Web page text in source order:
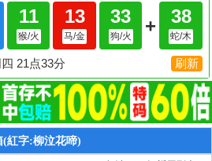
(紅字:柳泣花啼)